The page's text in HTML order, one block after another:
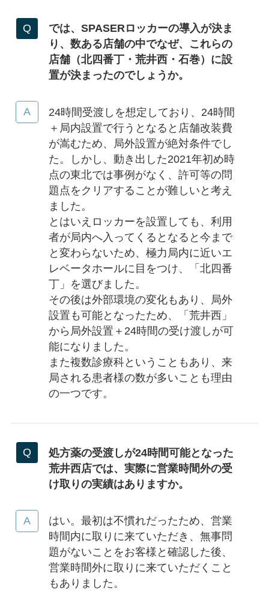
では、SPASERロッカーの導入が決ま
り、数ある店舗の中でなぜ、これらの
店舗（北四番丁・荒井西・石巻）に設
置が決まったのでしょうか。
24時間受渡しを想定しており、24時間
＋局内設置で行うとなると店舗改装費
が嵩むため、局外設置が絶対条件でし
た。しかし、動き出した2021年初め時
点の東北では事例がなく、許可等の問
題点をクリアすることが難しいと考え
ました。
とはいえロッカーを設置しても、利用
者が局内へ入ってくるとなると今まで
と変わらないため、極力局内に近いエ
レベータホールに目をつけ、「北四番
丁」を選びました。
その後は外部環境の変化もあり、局外
設置も可能となったため、「荒井西」
から局外設置＋24時間の受け渡しが可
能になりました。
また複数診療科ということもあり、来
局される患者様の数が多いことも理由
の一つです。
処方薬の受渡しが24時間可能となった
荒井西店では、実際に営業時間外の受
け取りの実績はありますか。
はい。最初は不慣れだったため、営業
時間内に取りに来ていただき、無事問
題がないことをお客様と確認した後、
営業時間外に取りに来ていただくこと
もありました。